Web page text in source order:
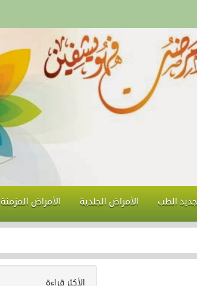
جديد الطب الأمراض الجلدية الأمراض المزمنة
الأكثر قراءة